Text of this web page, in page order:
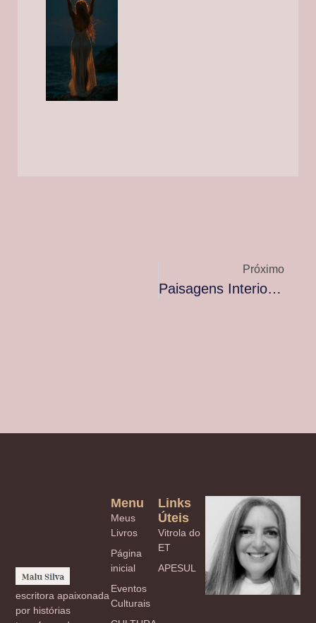
Próximo
Paisagens Interiores – Adriene Cruz
escritora apaixonada
por histórias
Links
Úteis
Vitrola do
ET
APESUL
Menu
Meus
Livros
Página
inicial
Eventos
Culturais